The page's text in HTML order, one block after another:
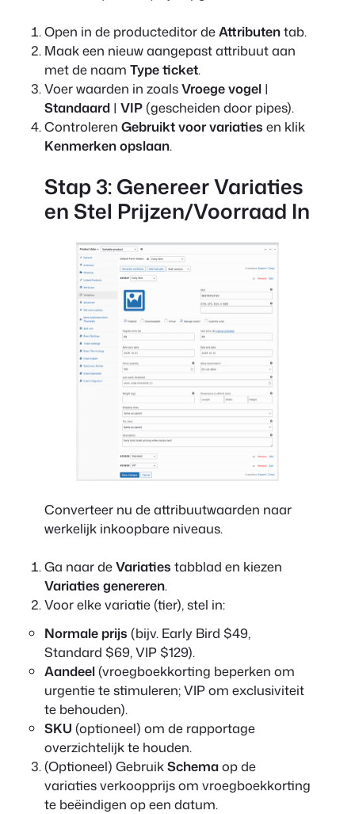
Open in de producteditor deAttributentab.
Maak een nieuw aangepast attribuut aan
met de naam Type ticket.
Voer waarden in zoalsVroege vogel |
Standaard | VIP(gescheiden door pipes).
Controleren Gebruikt voor variaties en klik
Kenmerken opslaan.
Stap 3: Genereer Variaties
en Stel Prijzen/Voorraad In
Converteer nu de attribuutwaarden naar
werkelijk inkoopbare niveaus.
Ga naar deVariaties tabblad en kiezen
Variaties genereren.
Voor elke variatie (tier), stel in:
Normale prijs (bijv. Early Bird $49,
Standard $69, VIP $129).
Aandeel(vroegboekkorting beperken om
urgentie te stimuleren; VIP om exclusiviteit
te behouden).
SKU (optioneel) om de rapportage
overzichtelijk te houden.
(Optioneel) GebruikSchemaop de
variaties verkoopprijs om vroegboekkorting
te beëindigen op een datum.